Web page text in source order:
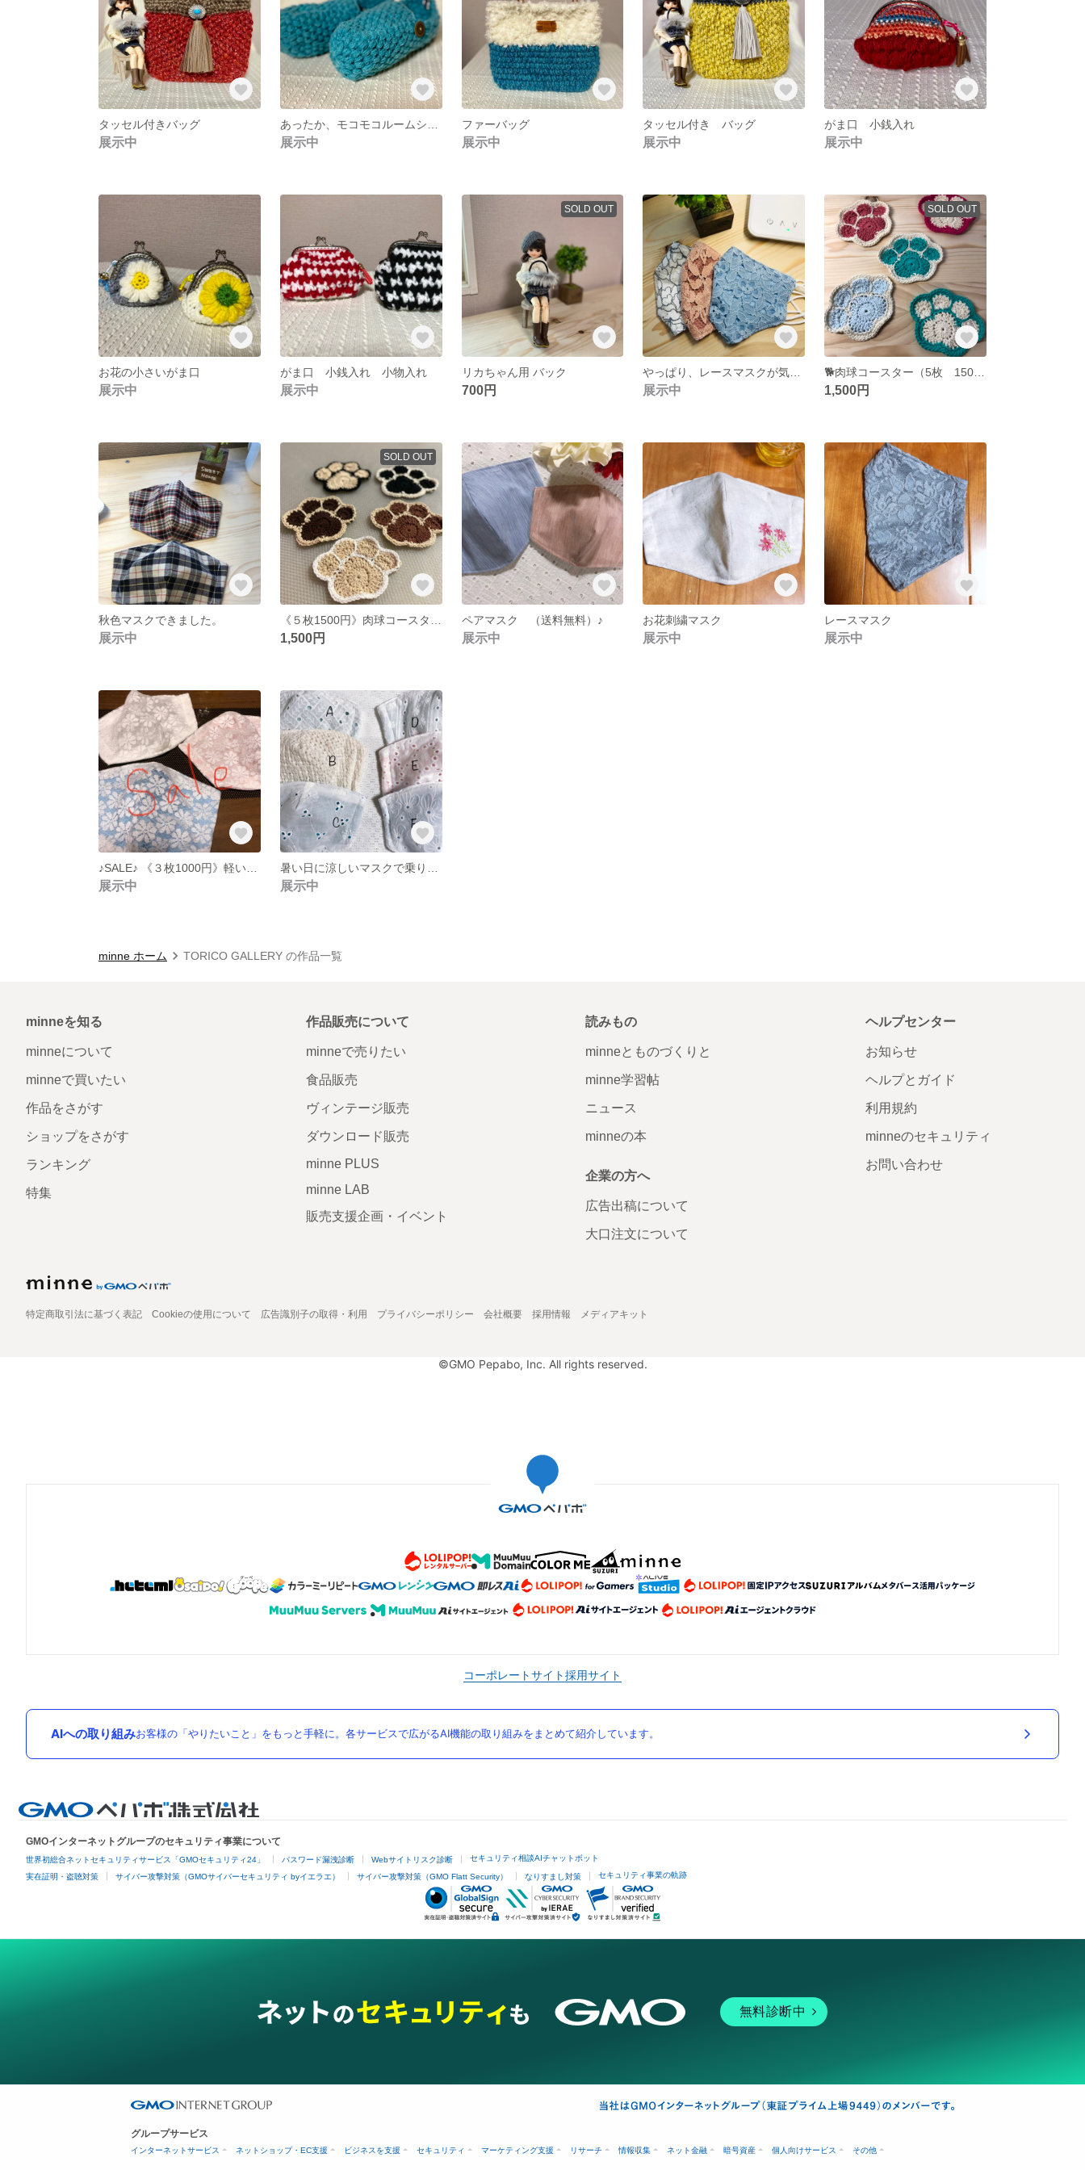
タッセル付きバッグ
展示中 展示中
ファーバッグ
展示中
タッセル付き バッグ
展示中
がま口 小銭入れ
展示中
お花の小さいがま口
展示中
がま口 小銭入れ 小物入れ
展示中
SOLD OUT
リカちゃん用 バック
700円 展示中
SOLD OUT
1,500円
秋色マスクできました。
展示中
SOLD OUT
1,500円
ペアマスク （送料無料）♪
展示中
お花刺繍マスク
展示中
レースマスク
展示中
展示中 展示中
minne ホーム TORICO GALLERY の作品一覧
minneを知る
minneについて
minneで買いたい
作品をさがす
ショップをさがす
ランキング
特集
作品販売について
minneで売りたい
食品販売
ヴィンテージ販売
ダウンロード販売
minne PLUS
minne LAB
販売支援企画・イベント
読みもの
minneとものづくりと
minne学習帖
ニュース
minneの本
企業の方へ
広告出稿について
大口注文について
ヘルプセンター
お知らせ
ヘルプとガイド
利用規約
minneのセキュリティ
お問い合わせ
特定商取引法に基づく表記 Cookieの使用について 広告識別子の取得・利用 プライバシーポリシー 会社概要 採用情報 メディアキット
©GMO Pepabo, Inc. All rights reserved.
コーポレートサイト採用サイト
AIへの取り組みお客様の「やりたいこと」をもっと手軽に。各サービスで広がるAI機能の取り組みをまとめて紹介しています。
GMOインターネットグループのセキュリティ事業について
世界初総合ネットセキュリティサービス「GMOセキュリティ24」 パスワード漏洩診断 Webサイトリスク診断 セキュリティ相談AIチャットボット
実在証明・盗聴対策 サイバー攻撃対策（GMOサイバーセキュリティ byイエラエ） サイバー攻撃対策（GMO Flatt Security） なりすまし対策 セキュリティ事業の軌跡
無料診断中
グループサービス
インターネットサービス ネットショップ・EC支援 ビジネスを支援 セキュリティ マーケティング支援 リサーチ 情報収集 ネット金融 暗号資産 個人向けサービス その他